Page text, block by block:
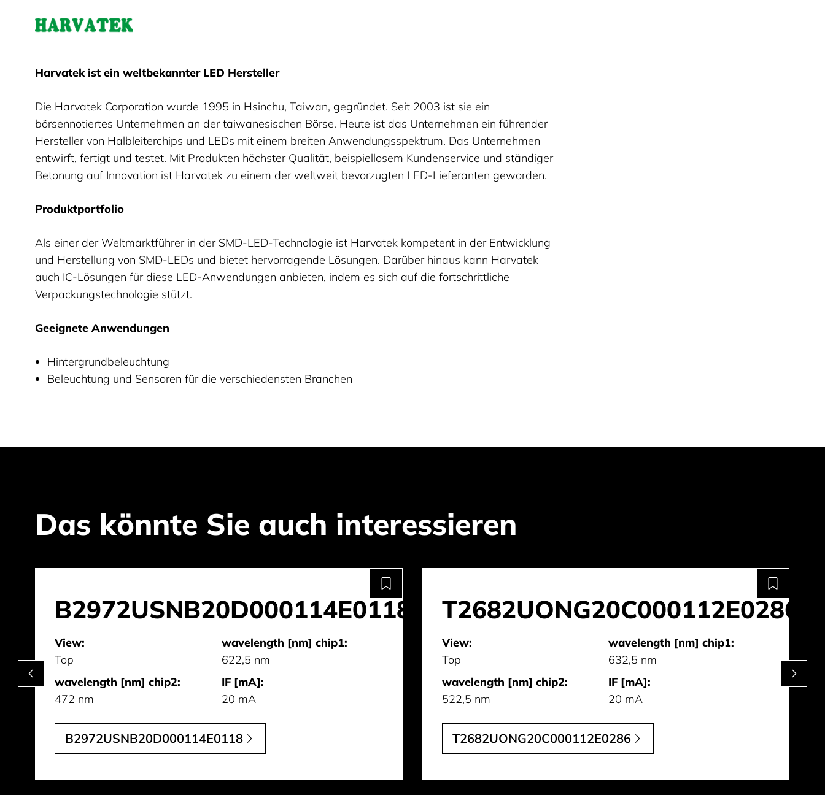
Harvatek
Harvatek ist ein weltbekannter LED Hersteller
Die Harvatek Corporation wurde 1995 in Hsinchu, Taiwan, gegründet. Seit 2003 ist sie ein
börsennotiertes Unternehmen an der taiwanesischen Börse. Heute ist das Unternehmen ein führender
Hersteller von Halbleiterchips und LEDs mit einem breiten Anwendungsspektrum. Das Unternehmen
entwirft, fertigt und testet. Mit Produkten höchster Qualität, beispiellosem Kundenservice und ständiger
Betonung auf Innovation ist Harvatek zu einem der weltweit bevorzugten LED-Lieferanten geworden.
Produktportfolio
Als einer der Weltmarktführer in der SMD-LED-Technologie ist Harvatek kompetent in der Entwicklung
und Herstellung von SMD-LEDs und bietet hervorragende Lösungen. Darüber hinaus kann Harvatek
auch IC-Lösungen für diese LED-Anwendungen anbieten, indem es sich auf die fortschrittliche
Verpackungstechnologie stützt.
Geeignete Anwendungen
Hintergrundbeleuchtung
Beleuchtung und Sensoren für die verschiedensten Branchen
Das könnte Sie auch interessieren
B2972USNB20D000114E0118
View:
Top
wavelength [nm] chip1:
622,5 nm
wavelength [nm] chip2:
472 nm
IF [mA]:
20 mA
B2972USNB20D000114E0118
T2682UONG20C000112E0286
View:
Top
wavelength [nm] chip1:
632,5 nm
wavelength [nm] chip2:
522,5 nm
IF [mA]:
20 mA
T2682UONG20C000112E0286